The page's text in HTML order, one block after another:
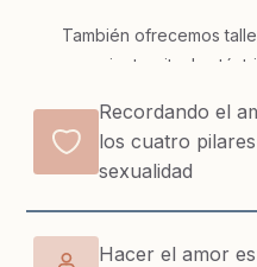
También ofrecemos
consciente, rituales
despertar la dimensión
enfatizando la
la transfiguración, la
la adoración entre los
Recordando el
los cuatro
sexualidad
Hacer el amor